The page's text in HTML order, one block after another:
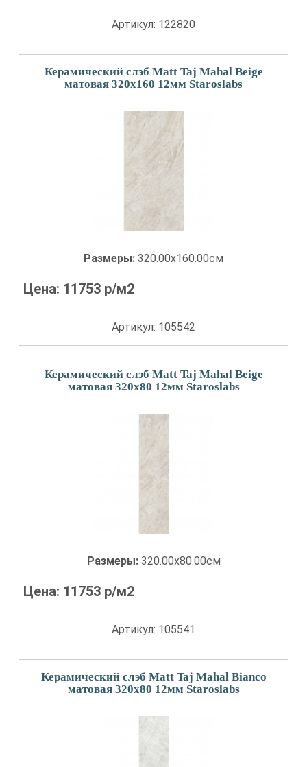
Артикул: 122820
Керамический слэб Matt Taj Mahal Beige
матовая 320x160 12мм Staroslabs
Размеры: 320.00x160.00см
Цена: 11753 р/м2
Артикул: 105542
Керамический слэб Matt Taj Mahal Beige
матовая 320x80 12мм Staroslabs
Размеры: 320.00x80.00см
Цена: 11753 р/м2
Артикул: 105541
Керамический слэб Matt Taj Mahal Bianco
матовая 320x80 12мм Staroslabs